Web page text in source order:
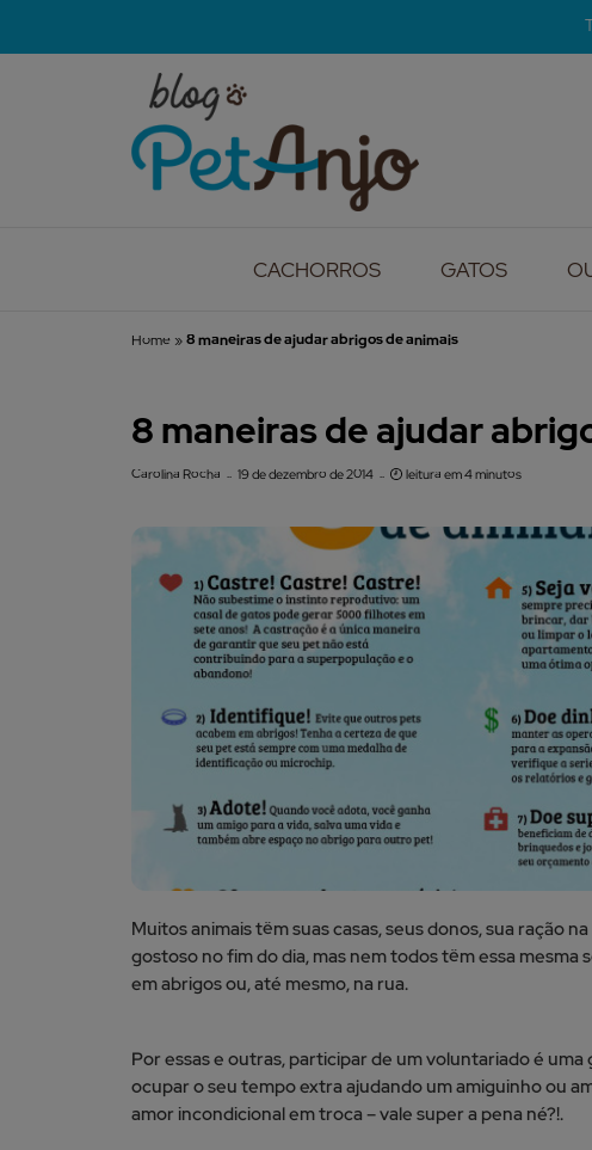
CACHORROS GATOS
Home »8 maneiras de ajudar abrigos de animais
8 maneiras de ajudar
Carolina Rocha 19 de dezembro de 2014 leitura em 4 minutos
Muitos animais têm suas casas, seus donos, sua ração
gostoso no fim do dia, mas nem todos têm essa
em abrigos ou, até mesmo, na rua.
Por essas e outras, participar de um voluntariado é
ocupar o seu tempo extra ajudando um amiguinho ou
amor incondicional em troca – vale super a pena né?!.